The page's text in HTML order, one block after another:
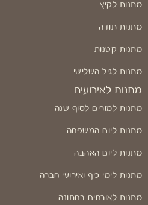
מתנות לקיץ
מתנות תודה
מתנות קטנות
מתנות לגיל השלישי
מתנות לאירועים
מתנות למורים לסוף שנה
מתנות ליום המשפחה
מתנות ליום האהבה
מתנות לימי כיף ואירועי חברה
מתנות לאורחים בחתונה